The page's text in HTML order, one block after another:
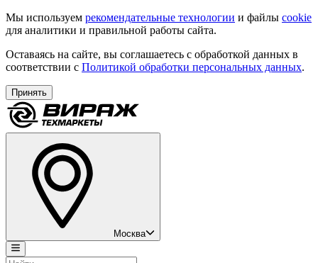
Мы используем рекомендательные технологии и файлы cookie
для аналитики и правильной работы сайта.
Оставаясь на сайте, вы соглашаетесь с обработкой данных в
соответствии с Политикой обработки персональных данных.
Принять
Москва